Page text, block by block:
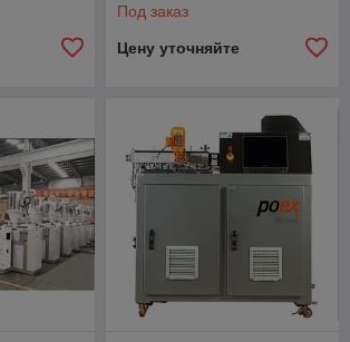
Под заказ
Цену уточняйте